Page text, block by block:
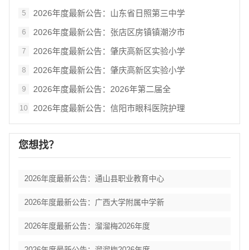
5 2026年度最新公告：山东省日照第三中学
6 2026年度最新公告：张店区房镇镇潮汐市
7 2026年度最新公告：肇庆高新区实验小学
8 2026年度最新公告：肇庆高新区实验小学
9 2026年度最新公告：2026年第二届全
10 2026年度最新公告：信阳市眼科医院护理
您想找？
2026年度最新公告：通山县职业教育中心
2026年度最新公告：广西大学附属中学新
2026年度最新公告：溜溜梅2026年度